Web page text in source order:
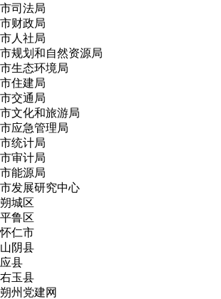
市司法局
市财政局
市人社局
市规划和自然资源局
市生态环境局
市住建局
市交通局
市文化和旅游局
市应急管理局
市统计局
市审计局
市能源局
市发展研究中心
朔城区
平鲁区
怀仁市
山阴县
应县
右玉县
朔州党建网